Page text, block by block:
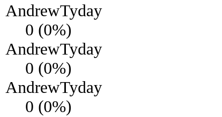
AndrewTyday
0 (0%)
AndrewTyday
0 (0%)
AndrewTyday
0 (0%)